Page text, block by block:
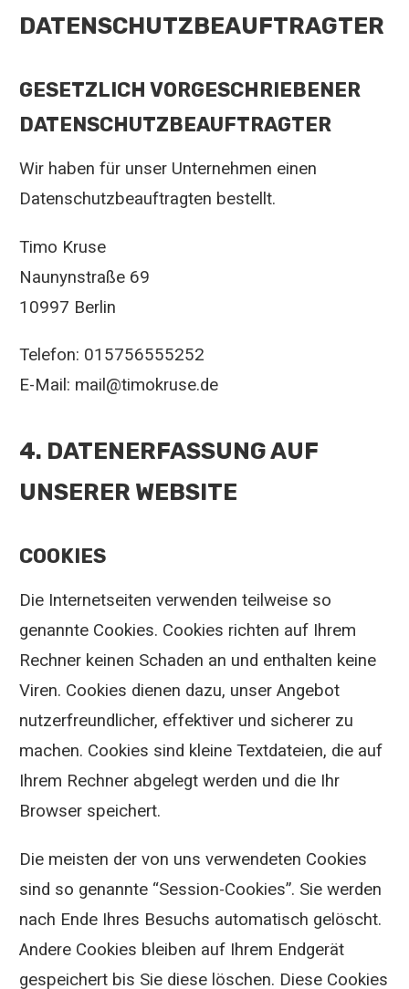
DATENSCHUTZBEAUFTRAGTER
GESETZLICH VORGESCHRIEBENER
DATENSCHUTZBEAUFTRAGTER
Wir haben für unser Unternehmen einen
Datenschutzbeauftragten bestellt.
Timo Kruse
Naunynstraße 69
10997 Berlin
Telefon: 015756555252
E-Mail: mail@timokruse.de
4. DATENERFASSUNG AUF
UNSERER WEBSITE
COOKIES
Die Internetseiten verwenden teilweise so
genannte Cookies. Cookies richten auf Ihrem
Rechner keinen Schaden an und enthalten keine
Viren. Cookies dienen dazu, unser Angebot
nutzerfreundlicher, effektiver und sicherer zu
machen. Cookies sind kleine Textdateien, die auf
Ihrem Rechner abgelegt werden und die Ihr
Browser speichert.
Die meisten der von uns verwendeten Cookies
sind so genannte “Session-Cookies”. Sie werden
nach Ende Ihres Besuchs automatisch gelöscht.
Andere Cookies bleiben auf Ihrem Endgerät
gespeichert bis Sie diese löschen. Diese Cookies